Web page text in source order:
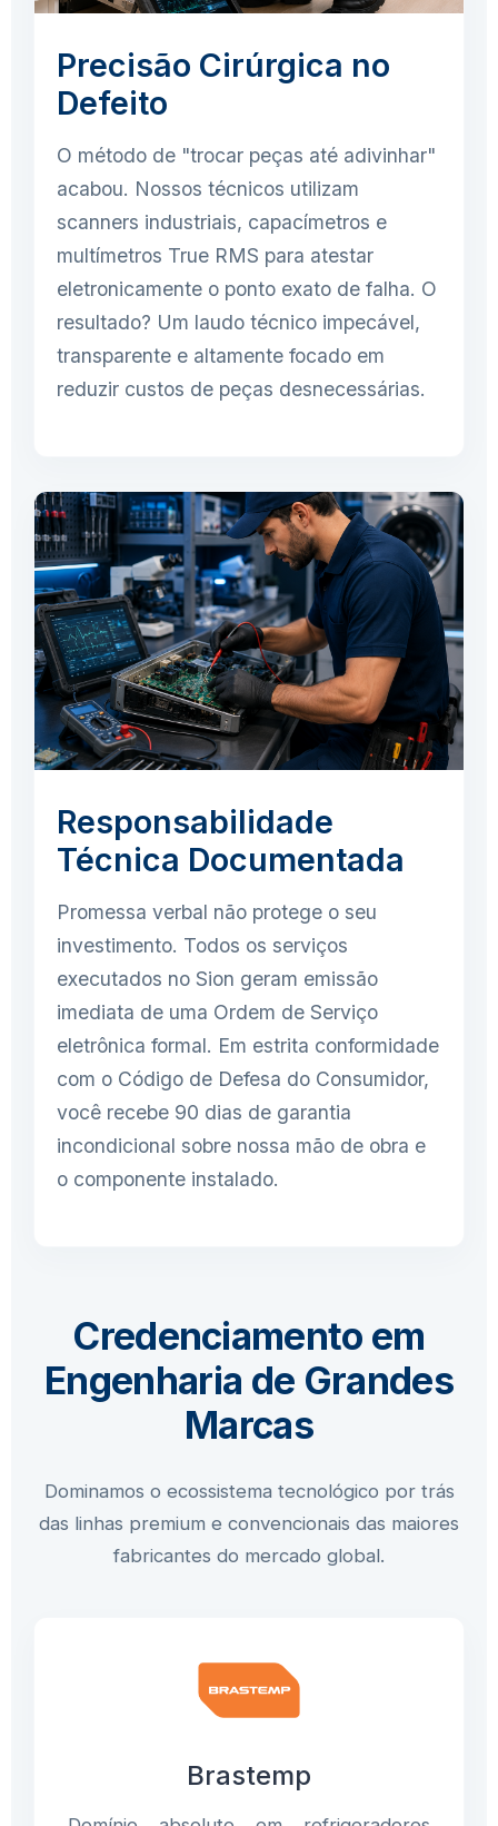
Precisão Cirúrgica no
Defeito
O método de "trocar peças até adivinhar"
acabou. Nossos técnicos utilizam
scanners industriais, capacímetros e
multímetros True RMS para atestar
eletronicamente o ponto exato de falha. O
resultado? Um laudo técnico impecável,
transparente e altamente focado em
reduzir custos de peças desnecessárias.
Responsabilidade
Técnica Documentada
Promessa verbal não protege o seu
investimento. Todos os serviços
executados no Sion geram emissão
imediata de uma Ordem de Serviço
eletrônica formal. Em estrita conformidade
com o Código de Defesa do Consumidor,
você recebe 90 dias de garantia
incondicional sobre nossa mão de obra e
o componente instalado.
Credenciamento em
Engenharia de Grandes
Marcas
Dominamos o ecossistema tecnológico por trás
das linhas premium e convencionais das maiores
fabricantes do mercado global.
Brastemp